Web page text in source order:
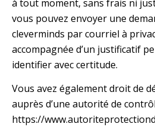
à tout moment, sans frais ni
vous pouvez envoyer une
cleverminds par courriel à
accompagnée d’un justificatif
identifier avec certitude.
Vous avez également droit de
auprès d’une autorité de
https://